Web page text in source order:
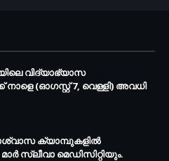
വിദ്യാഭ്യാസ
(ഓഗസ്റ്റ് 7, വെള്ളി) അവധി
ക്യാമ്പുകളിൽ
സ്ലീവാ മെഡിസിറ്റിയും.